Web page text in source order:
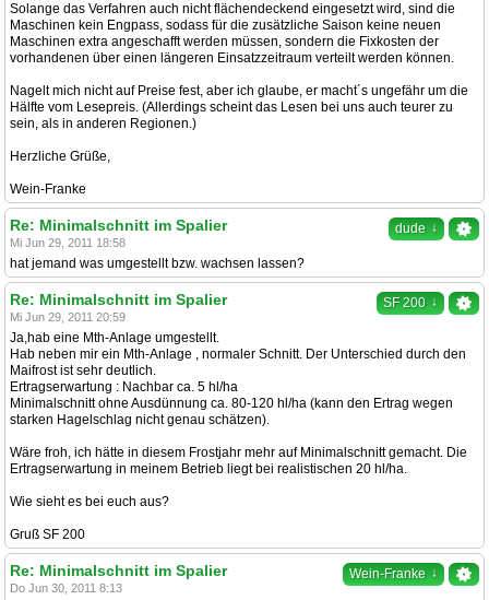
Solange das Verfahren auch nicht flächendeckend eingesetzt wird, sind die
Maschinen kein Engpass, sodass für die zusätzliche Saison keine neuen
Maschinen extra angeschafft werden müssen, sondern die Fixkosten der
vorhandenen über einen längeren Einsatzzeitraum verteilt werden können.
Nagelt mich nicht auf Preise fest, aber ich glaube, er macht´s ungefähr um die
Hälfte vom Lesepreis. (Allerdings scheint das Lesen bei uns auch teurer zu
sein, als in anderen Regionen.)
Herzliche Grüße,
Wein-Franke
dude ↓
Re: Minimalschnitt im Spalier
Mi Jun 29, 2011 18:58
hat jemand was umgestellt bzw. wachsen lassen?
SF 200 ↓
Re: Minimalschnitt im Spalier
Mi Jun 29, 2011 20:59
Ja,hab eine Mth-Anlage umgestellt.
Hab neben mir ein Mth-Anlage , normaler Schnitt. Der Unterschied durch den
Maifrost ist sehr deutlich.
Ertragserwartung : Nachbar ca. 5 hl/ha
Minimalschnitt ohne Ausdünnung ca. 80-120 hl/ha (kann den Ertrag wegen
starken Hagelschlag nicht genau schätzen).
Wäre froh, ich hätte in diesem Frostjahr mehr auf Minimalschnitt gemacht. Die
Ertragserwartung in meinem Betrieb liegt bei realistischen 20 hl/ha.
Wie sieht es bei euch aus?
Gruß SF 200
Wein-Franke ↓
Re: Minimalschnitt im Spalier
Do Jun 30, 2011 8:13